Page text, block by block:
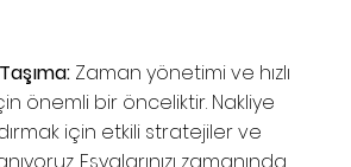
Zaman yönetimi ve hızlı
önemli bir önceliktir. Nakliye
için etkili stratejiler ve